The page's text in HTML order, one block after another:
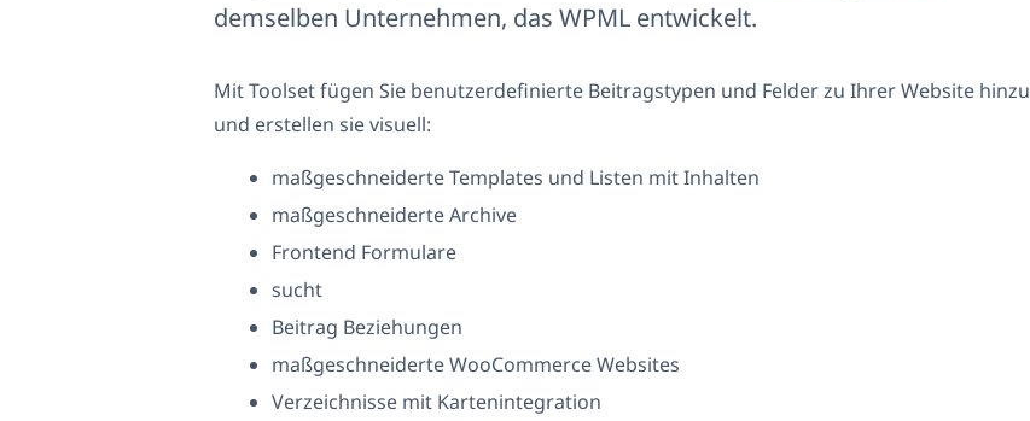
demselben Unternehmen, das WPML entwickelt.
Mit Toolset fügen Sie benutzerdefinierte Beitragstypen und Felder zu Ihrer Website hinzu
und erstellen sie visuell:
maßgeschneiderte Templates und Listen mit Inhalten
maßgeschneiderte Archive
Frontend Formulare
sucht
Beitrag Beziehungen
maßgeschneiderte WooCommerce Websites
Verzeichnisse mit Kartenintegration